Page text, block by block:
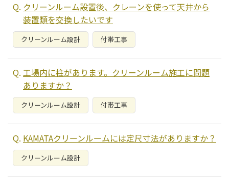
クリーンルーム設置後、クレーンを使って天井から
装置類を交換したいです
クリーンルーム設計 付帯工事
工場内に柱があります。クリーンルーム施工に問題
ありますか？
クリーンルーム設計 付帯工事
KAMATAクリーンルームには定尺寸法がありますか？
クリーンルーム設計